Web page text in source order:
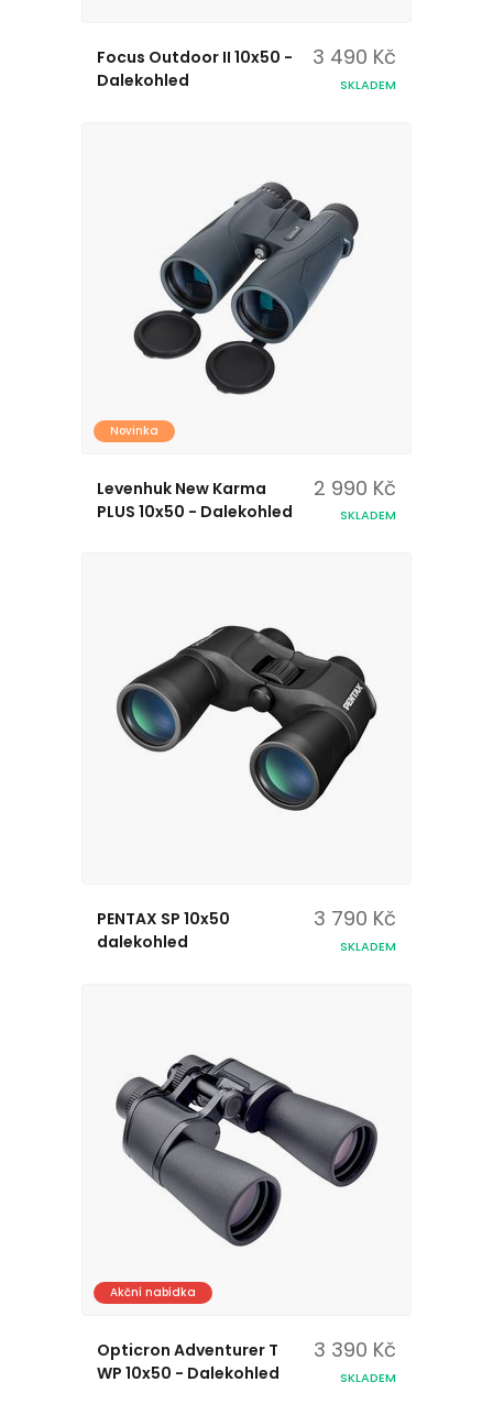
Focus Outdoor II 10x50 -
Dalekohled
3 490 Kč
SKLADEM
Novinka
Levenhuk New Karma
PLUS 10x50 - Dalekohled
2 990 Kč
SKLADEM
PENTAX SP 10x50
dalekohled
3 790 Kč
SKLADEM
Akční nabídka
Opticron Adventurer T
WP 10x50 - Dalekohled
3 390 Kč
SKLADEM